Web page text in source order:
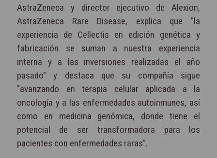
AstraZeneca y director ejecutivo de Alexion,
AstraZeneca Rare Disease, explica que "la
experiencia de Cellectis en edición genética y
fabricación se suman a nuestra experiencia
interna y a las inversiones realizadas el año
pasado" y destaca que su compañía sigue
"avanzando en terapia celular aplicada a la
oncología y a las enfermedades autoinmunes, así
como en medicina genómica, donde tiene el
potencial de ser transformadora para los
pacientes con enfermedades raras".